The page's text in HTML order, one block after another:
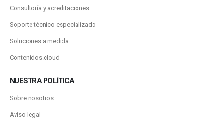
Consultoría y acreditaciones
Soporte técnico especializado
Soluciones a medida
Contenidos.cloud
NUESTRA POLÍTICA
Sobre nosotros
Aviso legal